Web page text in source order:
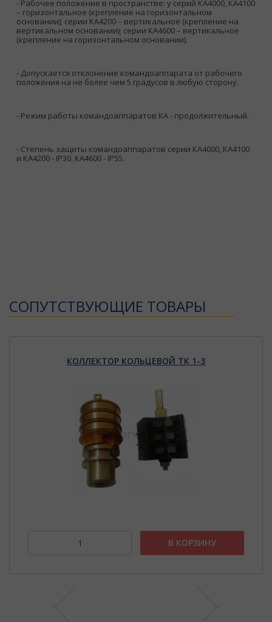
- Рабочее положение в пространстве: у серий КА4000, КА4100
– горизонтальное (крепление на горизонтальном
основании); серии КА4200 – вертикальное (крепление на
вертикальном основании); серии КА4600 – вертикальное
(крепление на горизонтальном основании).
- Допускается отклонение командоаппарата от рабочего
положения на не более чем 5 градусов в любую сторону.
- Режим работы командоаппаратов КА - продолжительный.
- Степень защиты командоаппаратов серии КА4000, КА4100
и КА4200 - IР30, КА4600 - IР55.
CОПУТСТВУЮЩИЕ ТОВАРЫ
КОЛЛЕКТОР КОЛЬЦЕВОЙ ТК 1-3
В КОРЗИНУ